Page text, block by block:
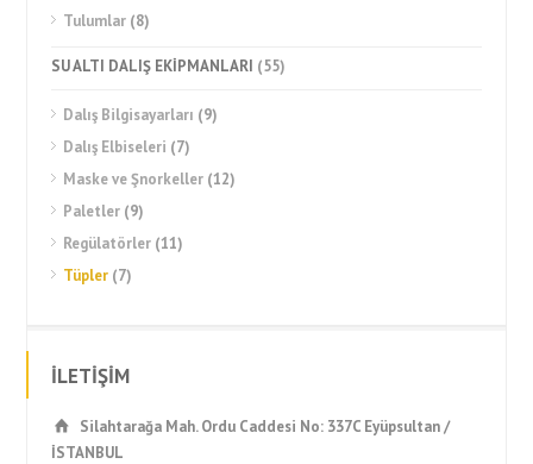
Tulumlar (8)
SU ALTI DALIŞ EKİPMANLARI (55)
Dalış Bilgisayarları (9)
Dalış Elbiseleri (7)
Maske ve Şnorkeller (12)
Paletler (9)
Regülatörler (11)
Tüpler (7)
İLETİŞİM
Silahtarağa Mah. Ordu Caddesi No: 337C Eyüpsultan /
İSTANBUL